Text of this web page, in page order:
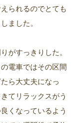
られるのでとても
ました。
がすっきりした。
電車ではその区間
ら大丈夫になっ
てリラックスがう
くなっているよう